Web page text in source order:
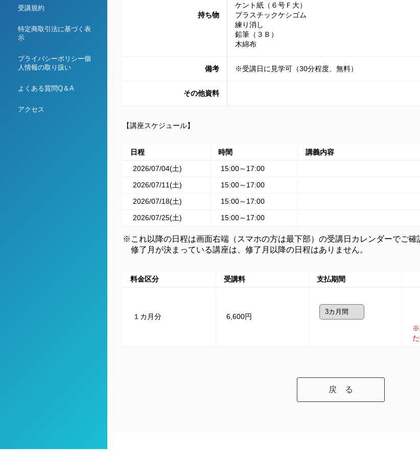
受講規約
特定商取引法に基づく表
示
プライバシーポリシー個
人情報の取り扱い
よくある質問Q＆A
アクセス
持ち物
ケント紙（６号Ｆ大）
プラスチックケシゴム
練り消し
鉛筆（３Ｂ）
木綿布
備考 ※受講日に見学可（30分程度、無料）
その他資料
【講座スケジュール】
日程 時間
講義内容
2026/07/04(土)
15:00～17:00
2026/07/11(土)
15:00～17:00
2026/07/18(土)
15:00～17:00
2026/07/25(土)
15:00～17:00
※これ以降の日程は画面右端（スマホの方は最下部）の受講日カレンダーでご確
修了月が決まっている講座は、修了月以降の日程はありません。
料金区分 受講料 支払期間
１カ月分
6,600円
※
戻 る